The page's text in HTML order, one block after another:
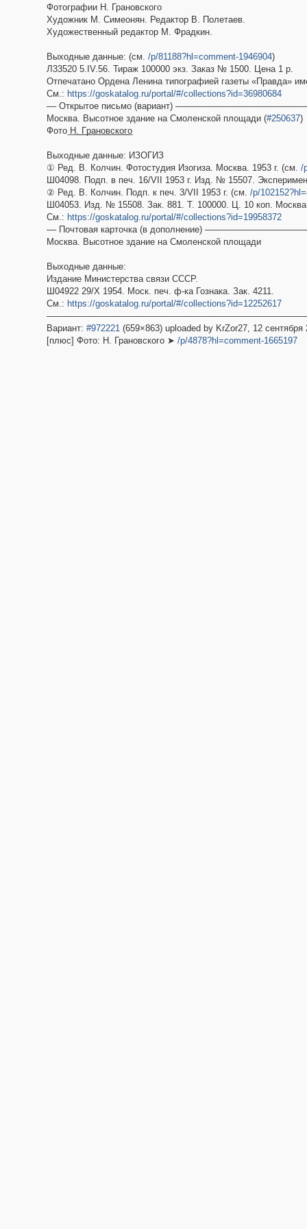
Фотографии Н. Грановского
Художник М. Симеонян. Редактор В. Полетаев.
Художественный редактор М. Фрадкин.
Выходные данные: (см. /p/81188?hl=comment-1946904)
Л33520 5.IV.56. Тираж 100000 экз. Заказ № 1500. Цена 1 р.
Отпечатано Ордена Ленина типографией газеты «Правда»
См.: https://goskatalog.ru/portal/#/collections?id=36980684
–– Открытое письмо (вариант)
Москва. Высотное здание на Смоленской площади (#250637)
Фото ͟Н͟.͟ ͟Г͟р͟а͟н͟о͟в͟с͟к͟о͟г͟о
Выходные данные: ИЗОГИЗ
① Ред. В. Колчин. Фотостудия Изогиза. Москва. 1953 г. (см. /
Ш04098. Подп. в печ. 16/VII 1953 г. Изд. № 15507.
② Ред. В. Колчин. Подп. к печ. 3/VII 1953 г. (см. /p/
Ш04053. Изд. № 15508. Зак. 881. Т. 100000. Ц. 10 коп.
См.: https://goskatalog.ru/portal/#/collections?id=19958372
–– Почтовая карточка (в дополнение)
Москва. Высотное здание на Смоленской площади
Выходные данные:
Издание Министерства связи СССР.
Ш04922 29/X 1954. Моск. печ. ф-ка Гознака. Зак. 4211.
См.: https://goskatalog.ru/portal/#/collections?id=12252617
Вариант: #972221(659×863) uploaded by KrZor27, 12 сентября
[плюс] Фото: Н. Грановского ➤ /p/4878?hl=comment-1665197